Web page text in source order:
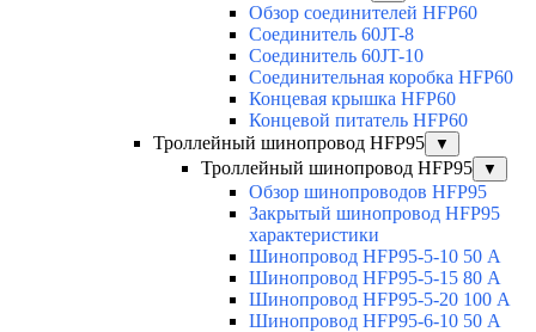
Обзор соединителей HFP60
Соединитель 60JT-8
Соединитель 60JT-10
Соединительная коробка HFP60
Концевая крышка HFP60
Концевой питатель HFP60
Троллейный шинопровод HFP95
▼
Троллейный шинопровод HFP95 ▼
Обзор шинопроводов HFP95
Закрытый шинопровод HFP95
характеристики
Шинопровод HFP95-5-10 50 А
Шинопровод HFP95-5-15 80 А
Шинопровод HFP95-5-20 100 А
Шинопровод HFP95-6-10 50 А